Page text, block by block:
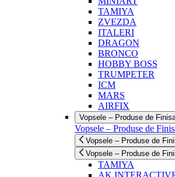
TAMIYA
ZVEZDA
ITALERI
DRAGON
BRONCO
HOBBY BOSS
TRUMPETER
ICM
MARS
AIRFIX
Vopsele – Produse de
Vopsele – Produse de
Vopsele – Produse de
Vopsele – Produse de
TAMIYA